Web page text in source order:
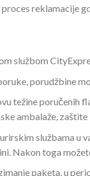
reklamacije
službom
porudžbine
težine poručenih
ambalaže,
službama u
Nakon toga
paketa, u